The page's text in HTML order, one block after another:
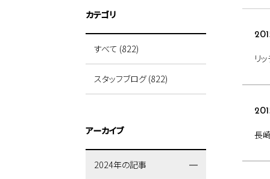
リ
長
カテゴリ
すべて (822)
スタッフブログ (822)
アーカイブ
2024年の記事